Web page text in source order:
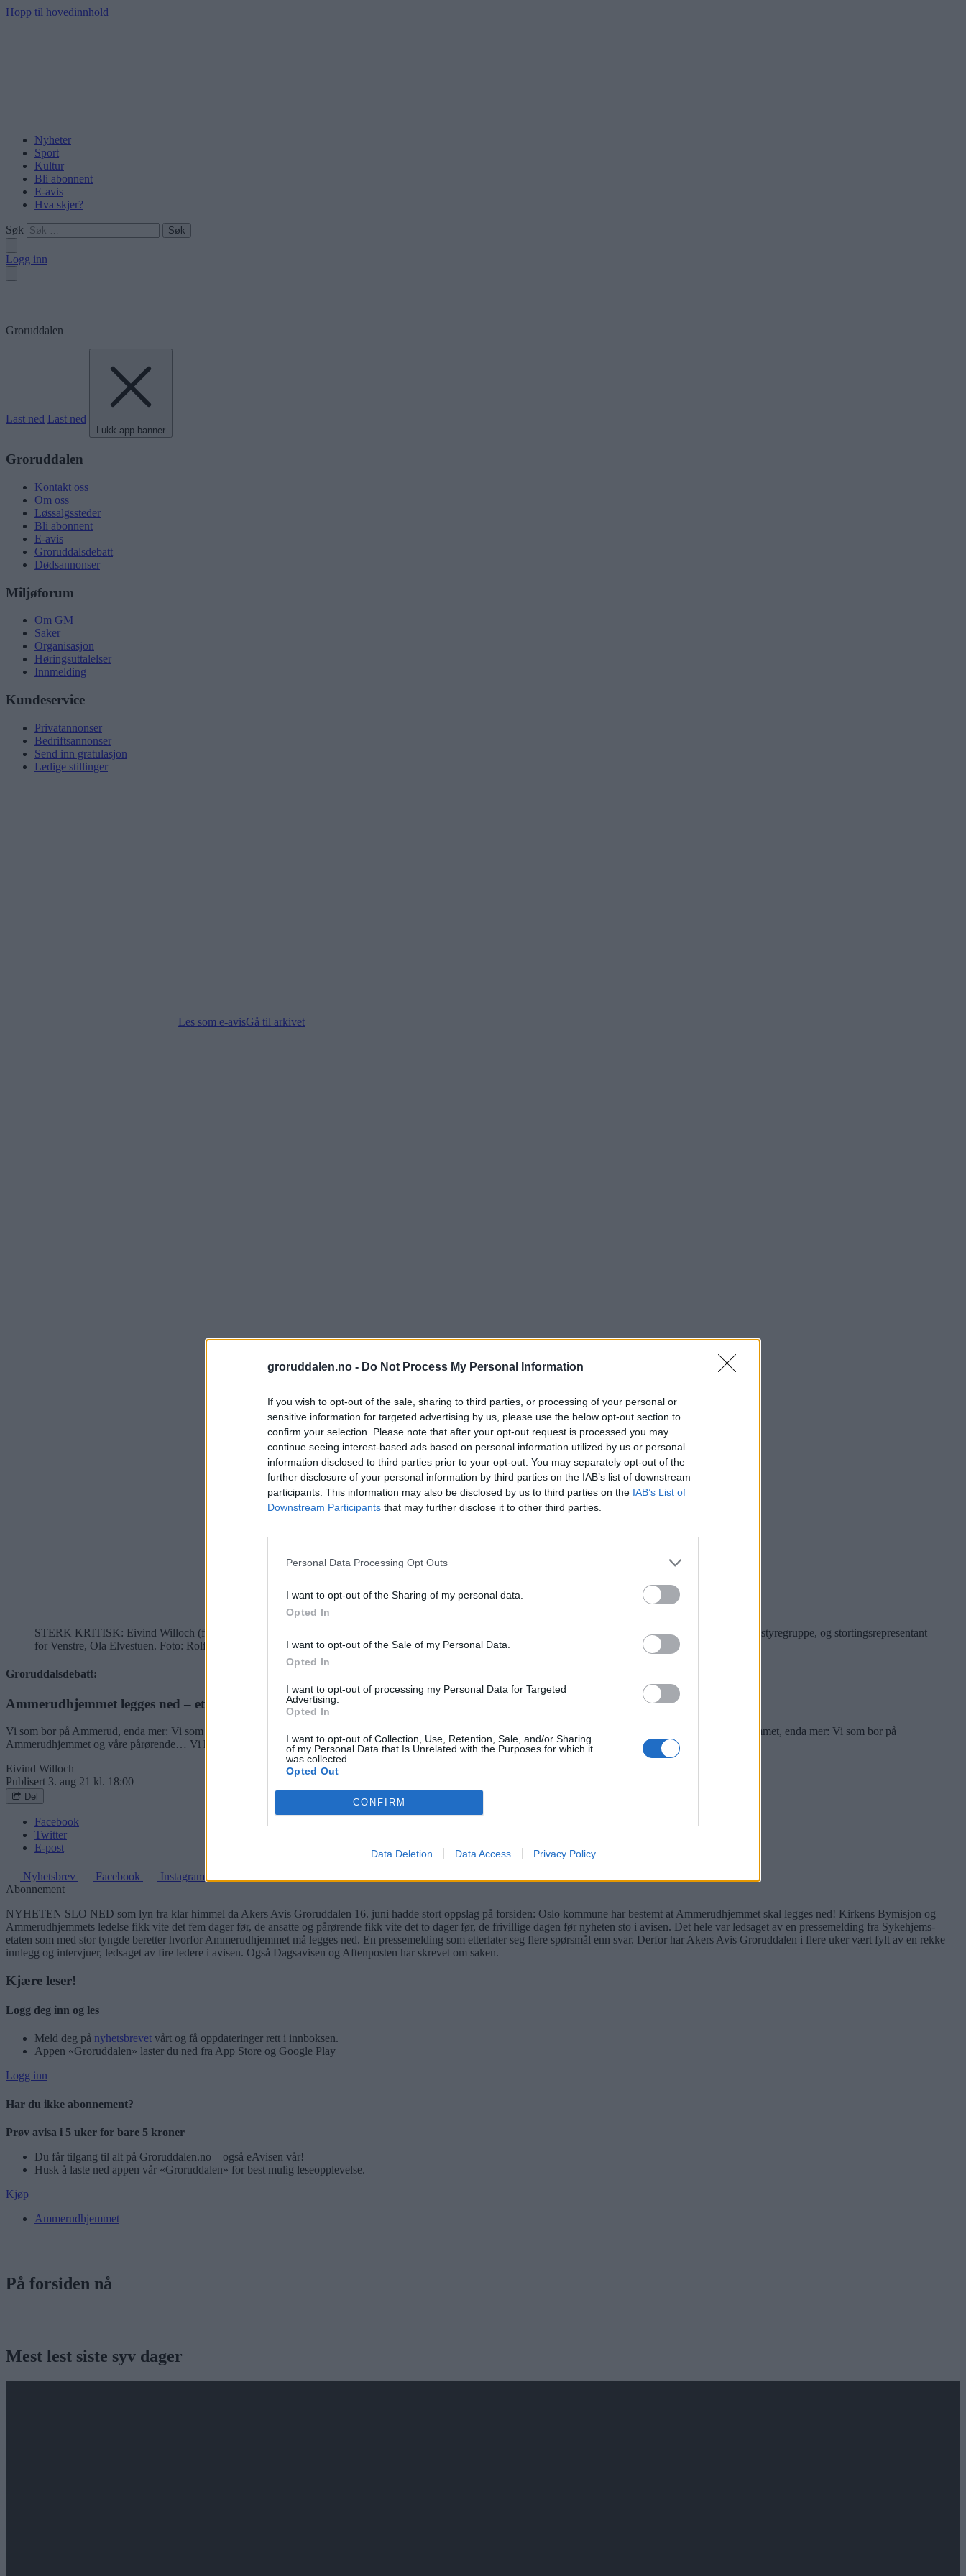
groruddalen.no - Do Not Process My Personal Information
If you wish to opt-out of the sale, sharing to third parties, or processing of your personal or
sensitive information for targeted advertising by us, please use the below opt-out section to
confirm your selection. Please note that after your opt-out request is processed you may
continue seeing interest-based ads based on personal information utilized by us or personal
information disclosed to third parties prior to your opt-out. You may separately opt-out of the
further disclosure of your personal information by third parties on the IAB’s list of downstream
participants. This information may also be disclosed by us to third parties on the IAB’s List of
Downstream Participants that may further disclose it to other third parties.
Personal Data Processing Opt Outs
I want to opt-out of the Sharing of my personal data.
Opted In
I want to opt-out of the Sale of my Personal Data.
Opted In
I want to opt-out of processing my Personal Data for Targeted
Advertising.
Opted In
I want to opt-out of Collection, Use, Retention, Sale, and/or Sharing
of my Personal Data that Is Unrelated with the Purposes for which it
was collected.
Opted Out
CONFIRM
Data Deletion Data Access Privacy Policy
Hopp til hovedinnhold
Nyheter
Sport
Kultur
Bli abonnent
E-avis
Hva skjer?
Søk
Logg inn
Groruddalen
Last ned Last ned
Lukk app-banner
Groruddalen
Kontakt oss
Om oss
Løssalgssteder
Bli abonnent
E-avis
Groruddalsdebatt
Dødsannonser
Miljøforum
Om GM
Saker
Organisasjon
Høringsuttalelser
Innmelding
Kundeservice
Privatannonser
Bedriftsannonser
Send inn gratulasjon
Ledige stillinger
Les som e-avisGå til arkivet
STERK KRITISK: Eivind Willoch (f.v.), leder for Ammerudhjemmets Venner, er sterk kritisk til nedleggelsen. Her sammen med Odd Einar Dørum, Venstres bystyregruppe, og stortingsrepresentant
for Venstre, Ola Elvestuen. Foto: Rolf Kristiansen
Bilde 1 av 1
Groruddalsdebatt:
Ammerudhjemmet legges ned – et selsomt «skuespill»
Vi som bor på Ammerud, enda mer: Vi som bruker Ammerudhjemmet, enda mer: Vi som er frivillige på Ammerudhjemmet, enda mer: Vi som jobber på Ammerudhjemmet, enda mer: Vi som bor på
Ammerudhjemmet og våre pårørende… Vi har de siste ukene vært vitne til/vært rammet av et selsomt skuespill!
Eivind Willoch
Publisert 3. aug 21 kl. 18:00
Del
Facebook
Twitter
E-post
Nyhetsbrev Facebook
Instagram
Abonnement
NYHETEN SLO NED som lyn fra klar himmel da Akers Avis Groruddalen 16. juni hadde stort oppslag på forsiden: Oslo kommune har bestemt at Ammerudhjemmet skal legges ned! Kirkens Bymisjon og
Ammerudhjemmets ledelse fikk vite det fem dager før, de ansatte og pårørende fikk vite det to dager før, de frivillige dagen før nyheten sto i avisen. Det hele var ledsaget av en pressemelding fra Sykehjems-
etaten som med stor tyngde beretter hvorfor Ammerudhjemmet må legges ned. En pressemelding som etterlater seg flere spørsmål enn svar. Derfor har Akers Avis Groruddalen i flere uker vært fylt av en rekke
innlegg og intervjuer, ledsaget av fire ledere i avisen. Også Dagsavisen og Aftenposten har skrevet om saken.
Kjære leser!
Logg deg inn og les
Meld deg på nyhetsbrevet vårt og få oppdateringer rett i innboksen.
Appen «Groruddalen» laster du ned fra App Store og Google Play
Logg inn
Har du ikke abonnement?
Prøv avisa i 5 uker for bare 5 kroner
Du får tilgang til alt på Groruddalen.no – også eAvisen vår!
Husk å laste ned appen vår «Groruddalen» for best mulig leseopplevelse.
Kjøp
Ammerudhjemmet
På forsiden nå
Mest lest siste syv dager